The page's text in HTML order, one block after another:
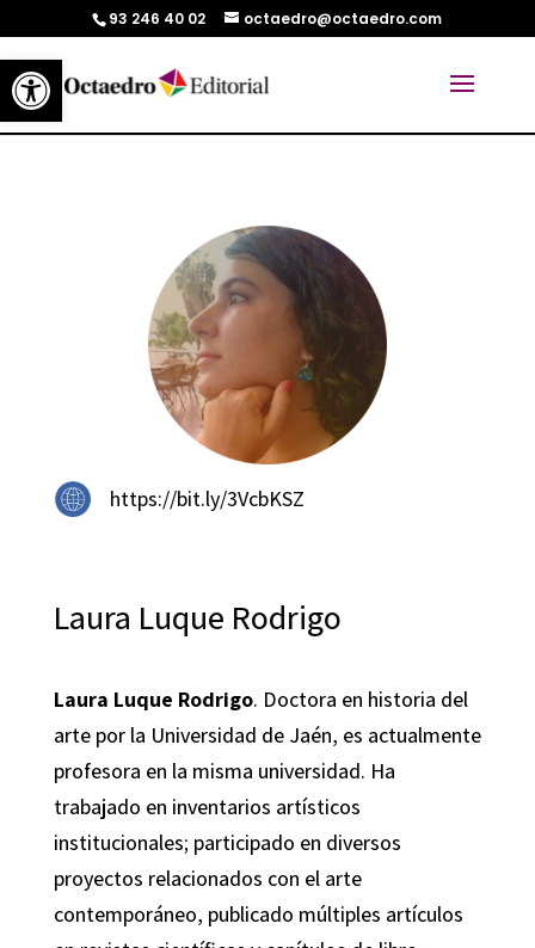
Abrir barra de herramientas
93 246 40 02 octaedro@octaedro.com
https://bit.ly/3VcbKSZ
Laura Luque Rodrigo
Laura Luque Rodrigo. Doctora en historia del
arte por la Universidad de Jaén, es actualmente
profesora en la misma universidad. Ha
trabajado en inventarios artísticos
institucionales; participado en diversos
proyectos relacionados con el arte
contemporáneo, publicado múltiples artículos